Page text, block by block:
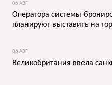
06 АВГ
Оператора системы
планируют выставить на
06 АВГ
Великобритания ввела